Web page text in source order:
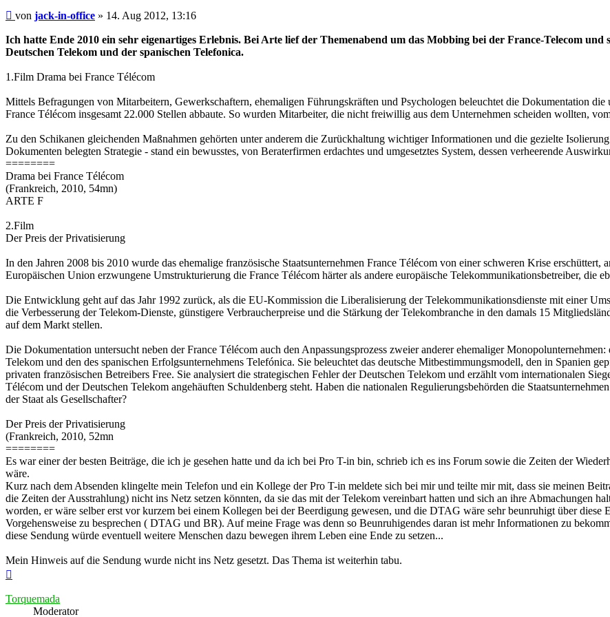
Beitrag
von jack-in-office » 14. Aug 2012, 13:16
Ich hatte Ende 2010 ein sehr eigenartiges Erlebnis. Bei Arte lief der Themenabend um das Mobbing bei der France-Telecom
Deutschen Telekom und der spanischen Telefonica.
1.Film Drama bei France Télécom
Mittels Befragungen von Mitarbeitern, Gewerkschaftern, ehemaligen Führungskräften und Psychologen beleuchtet die Dokumentation
France Télécom insgesamt 22.000 Stellen abbaute. So wurden Mitarbeiter, die nicht freiwillig aus dem Unternehmen scheiden wollten,
Zu den Schikanen gleichenden Maßnahmen gehörten unter anderem die Zurückhaltung wichtiger Informationen und die gezielte
Dokumenten belegten Strategie - stand ein bewusstes, von Beraterfirmen erdachtes und umgesetztes System, dessen verheerende
========
Drama bei France Télécom
(Frankreich, 2010, 54mn)
ARTE F
2.Film
Der Preis der Privatisierung
In den Jahren 2008 bis 2010 wurde das ehemalige französische Staatsunternehmen France Télécom von einer schweren Krise
Europäischen Union erzwungene Umstrukturierung die France Télécom härter als andere europäische Telekommunikationsbetreiber, die
Die Entwicklung geht auf das Jahr 1992 zurück, als die EU-Kommission die Liberalisierung der Telekommunikationsdienste mit einer
die Verbesserung der Telekom-Dienste, günstigere Verbraucherpreise und die Stärkung der Telekombranche in den damals 15
auf dem Markt stellen.
Die Dokumentation untersucht neben der France Télécom auch den Anpassungsprozess zweier anderer ehemaliger
Telekom und den des spanischen Erfolgsunternehmens Telefónica. Sie beleuchtet das deutsche Mitbestimmungsmodell, den in Spanien
privaten französischen Betreibers Free. Sie analysiert die strategischen Fehler der Deutschen Telekom und erzählt vom internationalen
Télécom und der Deutschen Telekom angehäuften Schuldenberg steht. Haben die nationalen Regulierungsbehörden die
der Staat als Gesellschafter?
Der Preis der Privatisierung
(Frankreich, 2010, 52mn
========
Es war einer der besten Beiträge, die ich je gesehen hatte und da ich bei Pro T-in bin, schrieb ich es ins Forum sowie die Zeiten der
wäre.
Kurz nach dem Absenden klingelte mein Telefon und ein Kollege der Pro T-in meldete sich bei mir und teilte mir mit, dass sie meinen
die Zeiten der Ausstrahlung) nicht ins Netz setzen könnten, da sie das mit der Telekom vereinbart hatten und sich an ihre Abmachungen
worden, er wäre selber erst vor kurzem bei einem Kollegen bei der Beerdigung gewesen, und die DTAG wäre sehr beunruhigt über
Vorgehensweise zu besprechen ( DTAG und BR). Auf meine Frage was denn so Beunruhigendes daran ist mehr Informationen zu
diese Sendung würde eventuell weitere Menschen dazu bewegen ihrem Leben eine Ende zu setzen...
Mein Hinweis auf die Sendung wurde nicht ins Netz gesetzt. Das Thema ist weiterhin tabu.
Torquemada
Moderator